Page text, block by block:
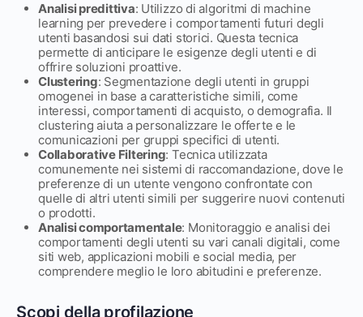
Analisi predittiva: Utilizzo di algoritmi di machine
learning per prevedere i comportamenti futuri degli
utenti basandosi sui dati storici. Questa tecnica
permette di anticipare le esigenze degli utenti e di
offrire soluzioni proattive.
Clustering: Segmentazione degli utenti in gruppi
omogenei in base a caratteristiche simili, come
interessi, comportamenti di acquisto, o demografia. Il
clustering aiuta a personalizzare le offerte e le
comunicazioni per gruppi specifici di utenti.
Collaborative Filtering: Tecnica utilizzata
comunemente nei sistemi di raccomandazione, dove le
preferenze di un utente vengono confrontate con
quelle di altri utenti simili per suggerire nuovi contenuti
o prodotti.
Analisi comportamentale: Monitoraggio e analisi dei
comportamenti degli utenti su vari canali digitali, come
siti web, applicazioni mobili e social media, per
comprendere meglio le loro abitudini e preferenze.
Scopi della profilazione